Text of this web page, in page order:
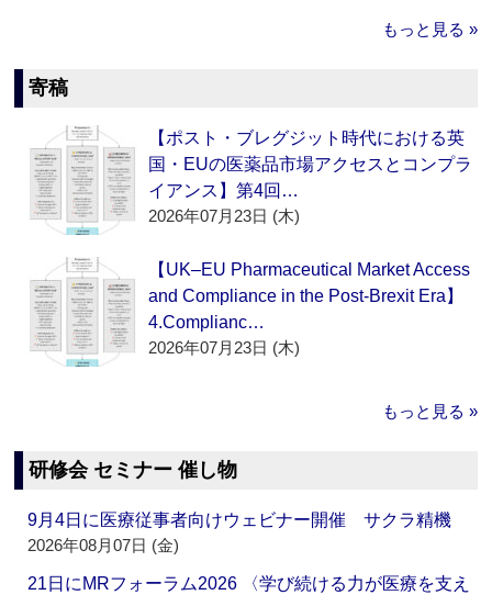
もっと見る »
寄稿
【ポスト・ブレグジット時代における英
国・EUの医薬品市場アクセスとコンプラ
イアンス】第4回…
2026年07月23日 (木)
【UK–EU Pharmaceutical Market Access
and Compliance in the Post-Brexit Era】
4.Complianc…
2026年07月23日 (木)
もっと見る »
研修会 セミナー 催し物
9月4日に医療従事者向けウェビナー開催 サクラ精機
2026年08月07日 (金)
21日にMRフォーラム2026 〈学び続ける力が医療を支え